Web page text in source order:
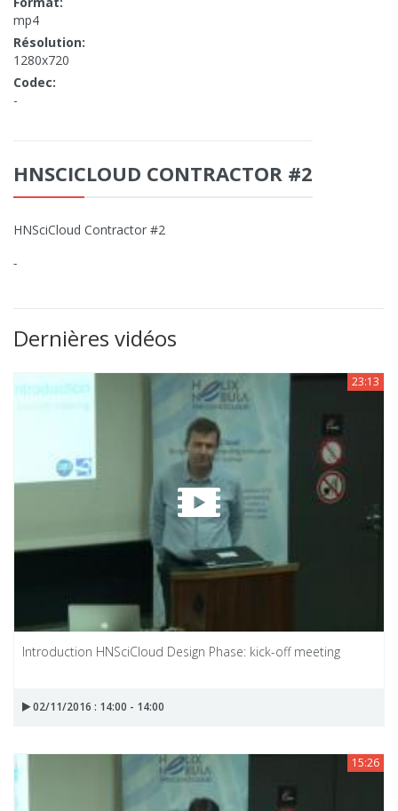
mp4
Résolution:
1280x720
Codec:
-
HNSCICLOUD CONTRACTOR #2
HNSciCloud Contractor #2
-
Dernières vidéos
23:13
Introduction HNSciCloud Design Phase: kick-off meeting
02/11/2016 : 14:00 - 14:00
15:26